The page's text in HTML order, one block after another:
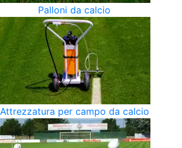
Palloni da calcio
Attrezzatura per campo da calcio